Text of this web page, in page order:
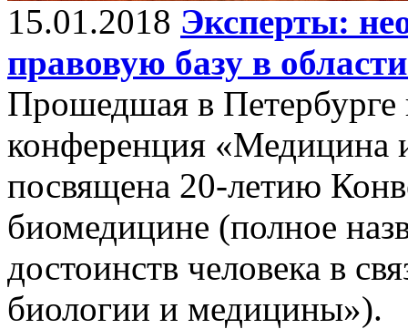
15.01.2018 Эксперты:
правовую базу в
Прошедшая в Петербурге
конференция «Медицина
посвящена 20-летию
биомедицине (полное
достоинств человека в
биологии и медицины»).